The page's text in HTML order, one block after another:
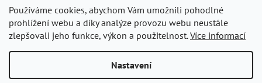
Používáme cookies, abychom Vám umožnili pohodlné
prohlížení webu a díky analýze provozu webu neustále
zlepšovali jeho funkce, výkon a použitelnost.Více informací
Nastavení
Facebook
Vytvořil Shoptet